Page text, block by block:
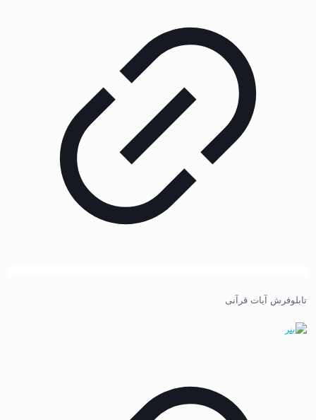
تابلوفرش آیات قرآنی